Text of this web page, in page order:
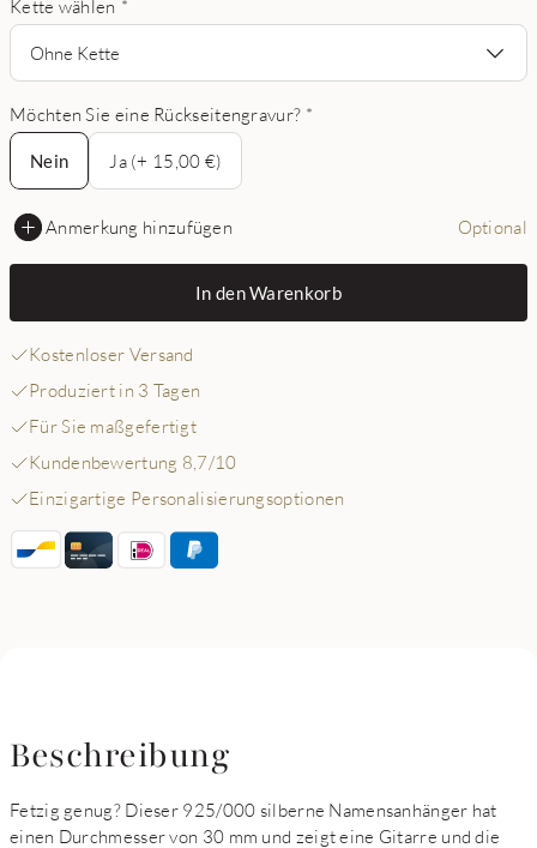
Kette wählen *
Ohne Kette
Möchten Sie eine Rückseitengravur? *
Nein
Nein
Ja (+ 15,00 €)
Anmerkung hinzufügen Optional
In den Warenkorb
Kostenloser Versand
Produziert in 3 Tagen
Für Sie maßgefertigt
Kundenbewertung 8,7/10
Einzigartige Personalisierungsoptionen
Beschreibung
Fetzig genug? Dieser 925/000 silberne Namensanhänger hat
einen Durchmesser von 30 mm und zeigt eine Gitarre und die